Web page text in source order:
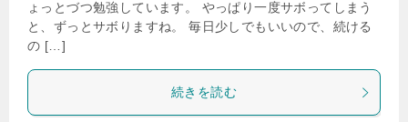
ょっとづつ勉強しています。 やっぱり一度サボってしまう
と、ずっとサボりますね。 毎日少しでもいいので、続ける
の […]
続きを読む